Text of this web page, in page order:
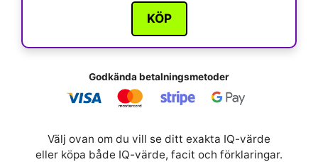
KÖP
Godkända betalningsmetoder
Välj ovan om du vill se ditt exakta IQ-värde
eller köpa både IQ-värde, facit och förklaringar.